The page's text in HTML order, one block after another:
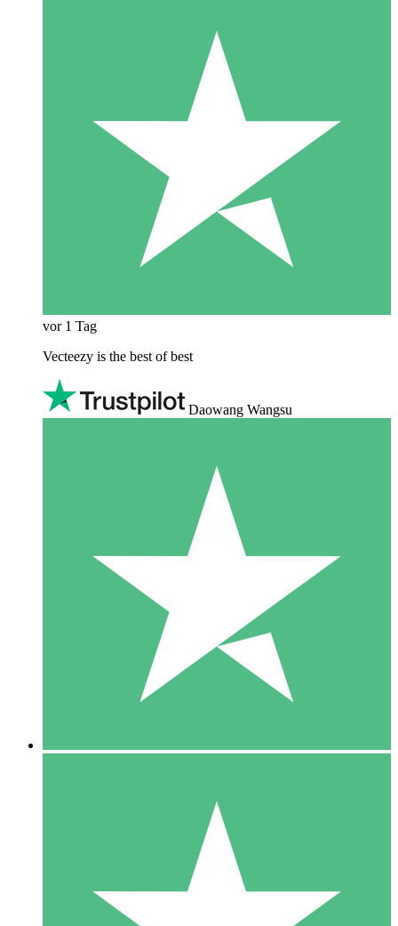
vor 1 Tag
Vecteezy is the best of best
Daowang Wangsu